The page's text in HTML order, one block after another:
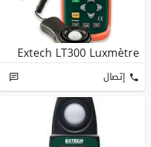
Extech LT300 Luxmètre
إتصال